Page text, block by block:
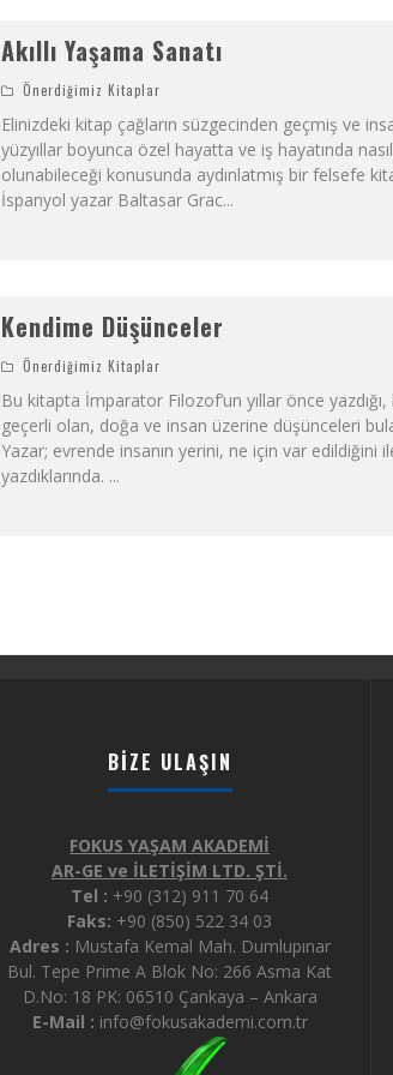
Akıllı Yaşama Sanatı
Önerdiğimiz Kitaplar
Elinizdeki kitap çağların süzgecinden geçmiş ve
yüzyıllar boyunca özel hayatta ve iş hayatında nasıl
olunabileceği konusunda aydınlatmış bir felsefe
İspanyol yazar Baltasar Grac...
Kendime Düşünceler
Önerdiğimiz Kitaplar
Bu kitapta İmparator Filozof’un yıllar önce
geçerli olan, doğa ve insan üzerine düşünceleri
Yazar; evrende insanın yerini, ne için var edildiğini
yazdıklarında. ...
BIZE ULAŞIN
FOKUS YAŞAM AKADEMİ
AR-GE ve İLETİŞİM LTD. ŞTİ.
Tel : +90 (312) 911 70 64
Faks: +90 (850) 522 34 03
Adres : Mustafa Kemal Mah. Dumlupınar
Bul. Tepe Prime A Blok No: 266 Asma Kat
D.No: 18 PK: 06510 Çankaya – Ankara
E-Mail : info@fokusakademi.com.tr